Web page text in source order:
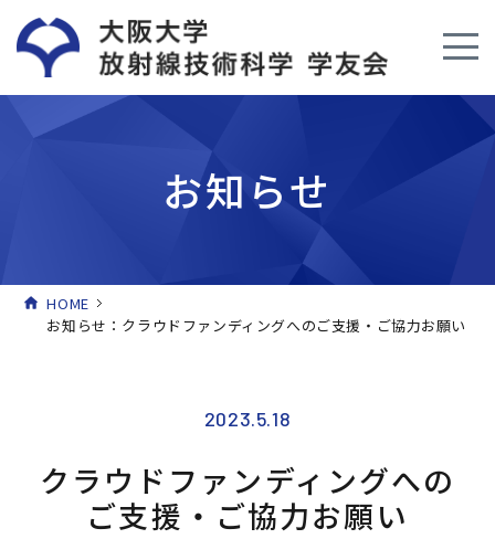
お知らせ
HOME
お知らせ：クラウドファンディングへのご支援・ご協力お願い
2023.5.18
クラウドファンディングへの
ご支援・ご協力お願い